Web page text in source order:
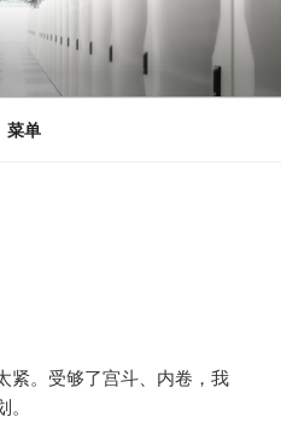
菜单
紧。受够了宫斗、内卷，我